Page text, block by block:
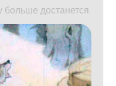
достанется.